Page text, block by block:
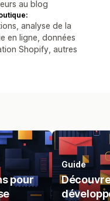
au blog
analyse de la
en ligne, données
Shopify, autres
pour
Guide